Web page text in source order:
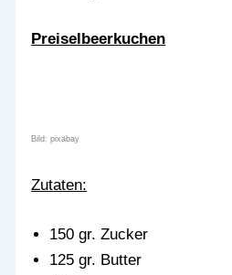
Preiselbeerkuchen
Bild: pixabay
Zutaten:
150 gr. Zucker
125 gr. Butter